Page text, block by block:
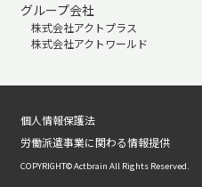
グループ会社
株式会社アクトプラス
株式会社アクトワールド
個人情報保護法
労働派遣事業に関わる情報提供
COPYRIGHT© Actbrain All Rights Reserved.